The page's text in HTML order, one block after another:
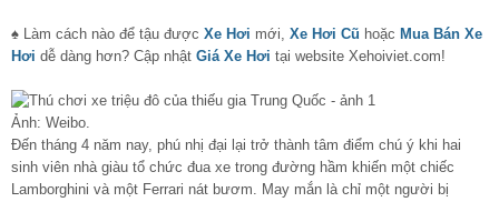
♠ Làm cách nào để tậu được Xe Hơi mới, Xe Hơi Cũ hoặc Mua Bán Xe
Hơi dễ dàng hơn? Cập nhật Giá Xe Hơi tại website Xehoiviet.com!
Ảnh: Weibo.
Đến tháng 4 năm nay, phú nhị đại lại trở thành tâm điểm chú ý khi hai
sinh viên nhà giàu tổ chức đua xe trong đường hầm khiến một chiếc
Lamborghini và một Ferrari nát bươm. May mắn là chỉ một người bị